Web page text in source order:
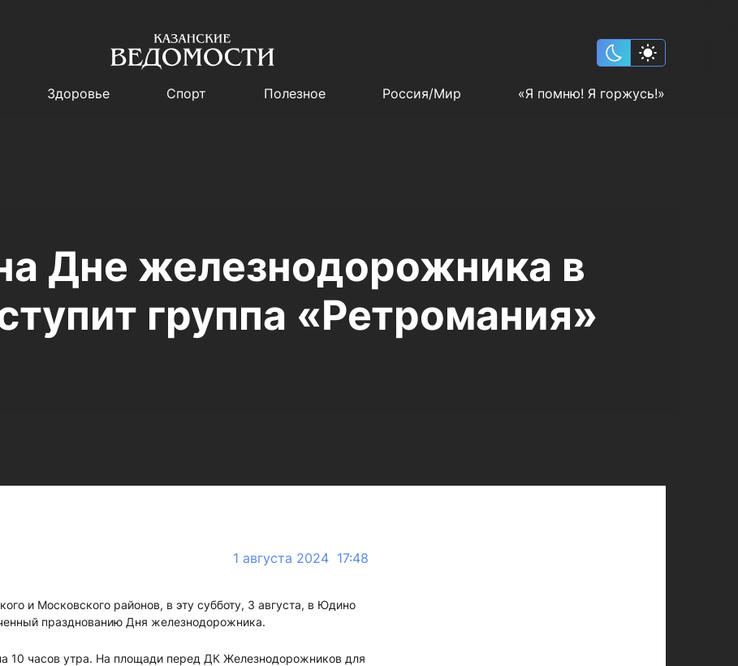
Здоровье Спорт Полезное Россия/Мир «Я помню! Я горжусь!»
Дне железнодорожника в
группа «Ретромания»
1 августа 2024 17:48
и Московского районов, в эту субботу, 3 августа, в Юдино
празднованию Дня железнодорожника.
10 часов утра. На площади перед ДК Железнодорожников для